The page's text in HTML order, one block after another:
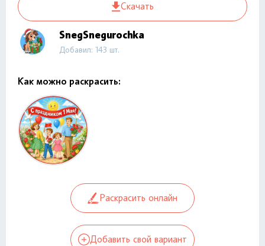
Скачать
SnegSnegurochka
Добавил: 143 шт.
Как можно раскрасить:
Раскрасить онлайн
Добавить свой вариант